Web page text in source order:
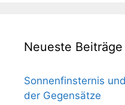
Neueste Beiträge
Sonnenfinsternis
der Gegensätze